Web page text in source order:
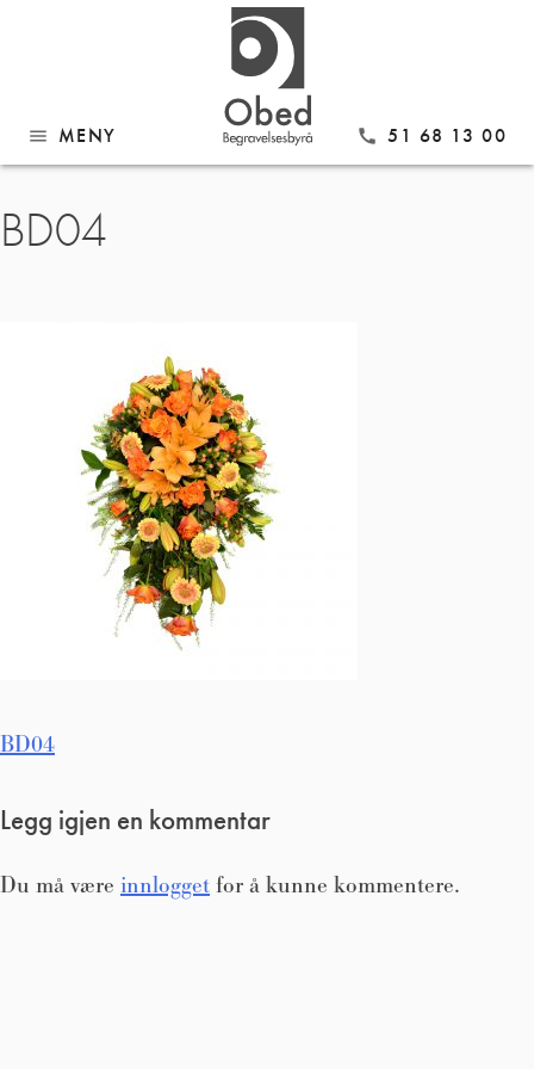
menu MENY call 51 68 13 00
Gå
til
innhold
BD04
Innleggsnavigasjon
BD04
Legg igjen en kommentar
Du må være innlogget for å kunne kommentere.